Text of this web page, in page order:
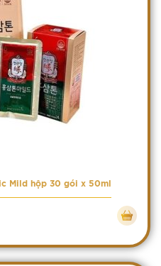
Mild hộp 30 gói x 50ml